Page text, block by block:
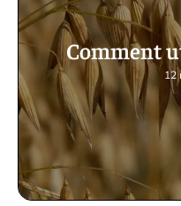
Comment
12